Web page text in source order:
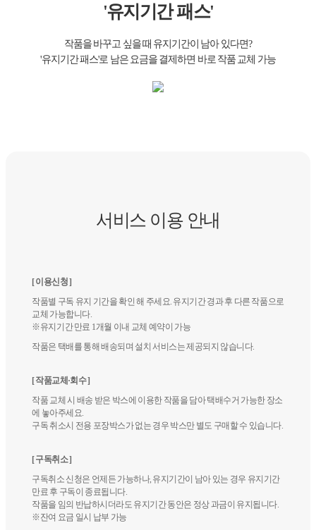
'유지기간 패스'
작품을 바꾸고 싶을 때 유지기간이 남아 있다면?
'유지기간 패스'로 남은 요금을 결제하면 바로 작품 교체 가능
서비스 이용 안내
[ 이용신청 ]
작품별 구독 유지 기간을 확인 해 주세요. 유지기간 경과 후 다른 작품으로
교체 가능합니다.
※유지기간 만료 1개월 이내 교체 예약이 가능
작품은 택배를 통해 배송되며 설치 서비스는 제공되지 않습니다.
[ 작품교체·회수 ]
작품 교체 시 배송 받은 박스에 이용한 작품을 담아 택배수거 가능한 장소
에 놓아주세요.
구독 취소시 전용 포장박스가 없는 경우 박스만 별도 구매할 수 있습니다.
[ 구독취소 ]
구독취소 신청은 언제든 가능하나, 유지기간이 남아 있는 경우 유지기간
만료 후 구독이 종료됩니다.
작품을 임의 반납하시더라도 유지기간 동안은 정상 과금이 유지됩니다.
※잔여 요금 일시 납부 가능